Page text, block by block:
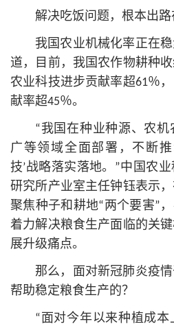
解决吃饭问题，根本出路
我国农业机械化率正在
道，目前，我国农作物耕种收
农业科技进步贡献率超61％
献率超45％。
“我国在种业种源、农
广等领域全面部署，不断
技’战略落实落地。”中国农
研究所产业室主任钟钰表示
聚焦种子和耕地“两个要害”，
着力解决粮食生产面临的关
展升级痛点。
那么，面对新冠肺炎疫
帮助稳定粮食生产的？
“面对今年以来种植成